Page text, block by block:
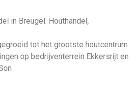
in Breugel. Houthandel,
tot het grootste houtcentrum
op bedrijventerrein Ekkersrijt en